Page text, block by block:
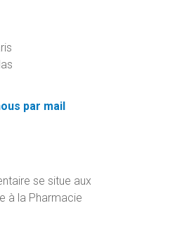
par mail
se situe aux
à la Pharmacie